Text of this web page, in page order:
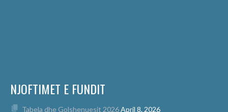
NJOFTIMET E FUNDIT
Tabela dhe Golshenuesit 2026April 8, 2026